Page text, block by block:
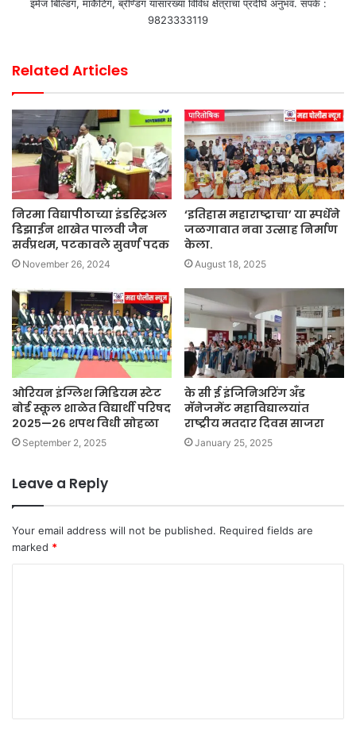
इमेज बिल्डिंग, मार्केटिंग, ब्रॅण्डिंग यासारख्या विविध क्षेत्राचा प्रदीर्घ अनुभव. संपर्क :
9823333119
Related Articles
निरमा विद्यापीठाच्या इंडस्ट्रिअल
डिझाईन शाखेत पालवी जैन
सर्वप्रथम, पटकावले सुवर्ण पदक
November 26, 2024
‘इतिहास महाराष्ट्राचा’ या स्पर्धेने
जळगावात नवा उत्साह निर्माण
केला.
August 18, 2025
ओरियन इंग्लिश मिडियम स्टेट
बोर्ड स्कूल शाळेत विद्यार्थी परिषद
२०२५—२६ शपथ विधी सोहळा
September 2, 2025
के सी ई इंजिनिअरिंग अँड
मॅनेजमेंट महाविद्यालयांत
राष्ट्रीय मतदार दिवस साजरा
January 25, 2025
Leave a Reply
Your email address will not be published. Required fields are
marked *
t